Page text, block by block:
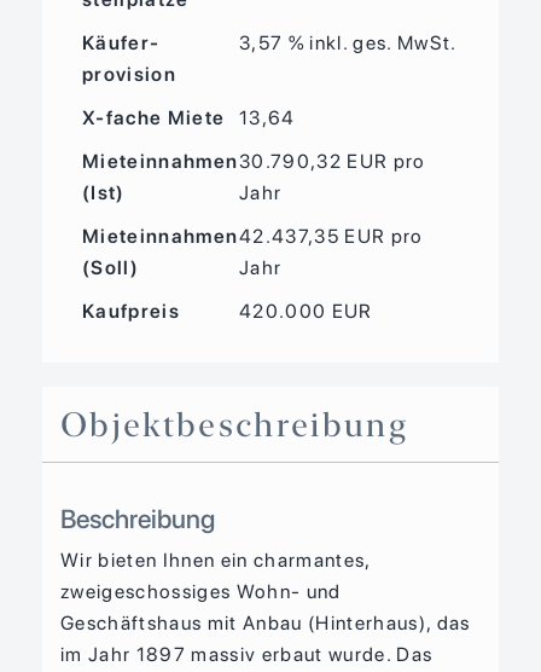
Käufer­
provision
3,57 % inkl. ges. MwSt.
X-fache Miete
13,64
Mieteinnahmen
(Ist)
30.790,32 EUR pro
Jahr
Mieteinnahmen
(Soll)
42.437,35 EUR pro
Jahr
Kaufpreis
420.000 EUR
Objekt­beschreibung
Beschreibung
Wir bieten Ihnen ein charmantes,
zweigeschossiges Wohn- und
Geschäftshaus mit Anbau (Hinterhaus), das
im Jahr 1897 massiv erbaut wurde. Das